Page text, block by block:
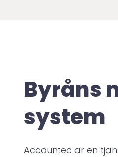
Byråns
system
Accountec är en